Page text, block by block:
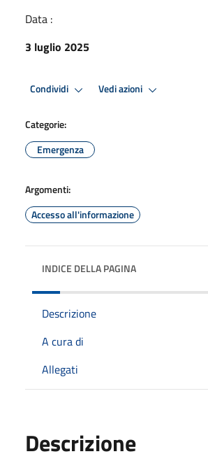
Data :
3 luglio 2025
Condividi Vedi azioni
Categorie:
Emergenza
Argomenti:
Accesso all'informazione
INDICE DELLA PAGINA
Descrizione
A cura di
Allegati
Descrizione